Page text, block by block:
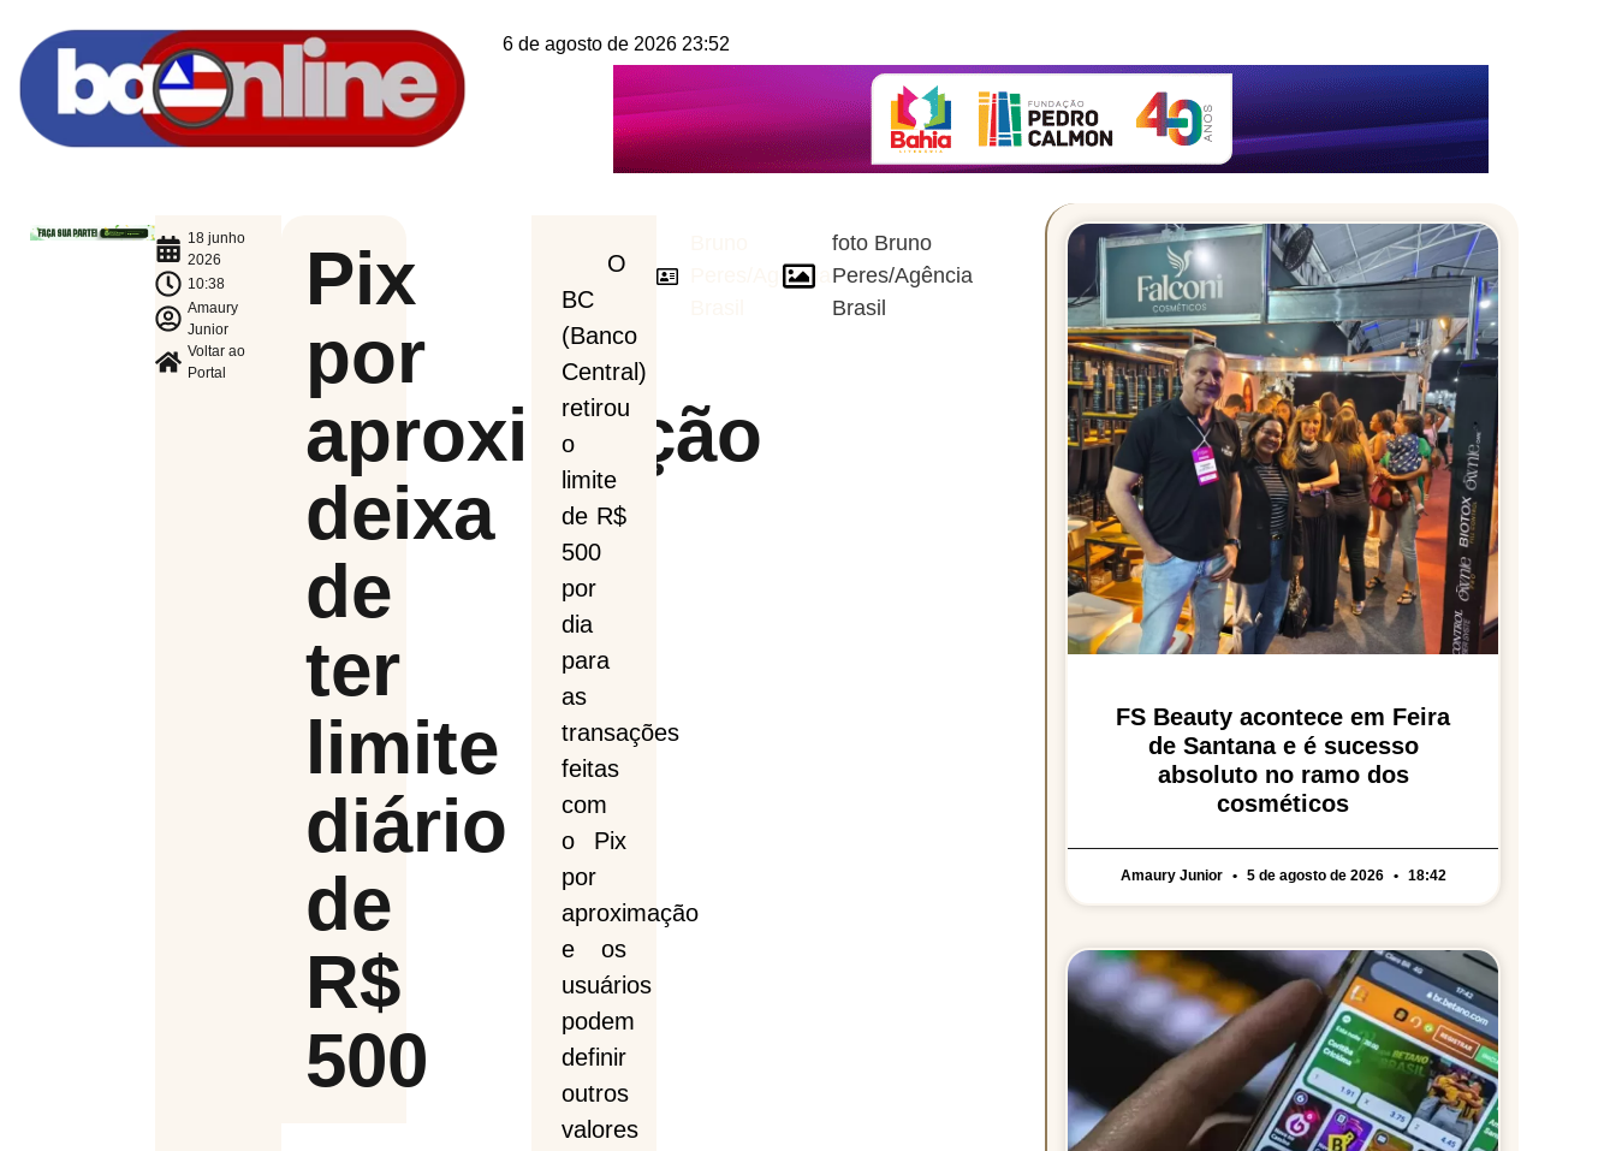
6 de agosto de 2026 23:52
18 junho
2026
10:38
Amaury
Junior
Voltar ao
Portal
Pix
por
aproximação
deixa
de
ter
limite
diário
de
R$
500
O
BC
(Banco
Central)
retirou
o
limite
de R$
500
por
dia
para
as
transações
feitas
com
o Pix
por
aproximação
e os
usuários
podem
definir
outros
valores
Peres/Agência
foto Bruno
Peres/Agência
Brasil
FS Beauty acontece em Feira
de Santana e é sucesso
absoluto no ramo dos
cosméticos
Amaury Junior 5 de agosto de 2026 18:42